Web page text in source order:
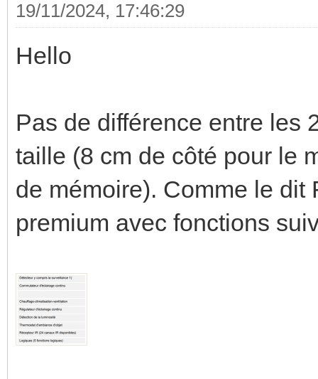
19/11/2024, 17:46:29
Hello
Pas de différence entre les
taille (8 cm de côté pour le
de mémoire). Comme le dit
premium avec fonctions